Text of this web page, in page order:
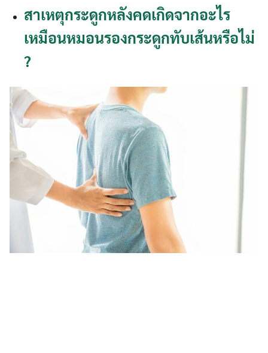
สาเหตุกระดูกหลังคดเกิดจากอะไร
เหมือนหมอนรองกระดูกทับเส้นหรือไม่
?